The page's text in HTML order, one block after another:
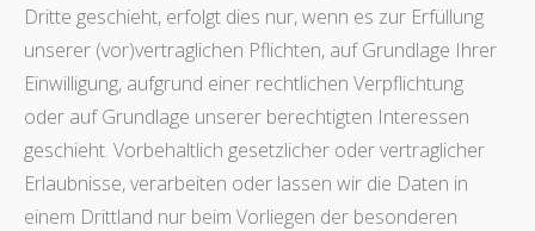
Dritte geschieht, erfolgt dies nur, wenn es zur Erfüllung
unserer (vor)vertraglichen Pflichten, auf Grundlage Ihrer
Einwilligung, aufgrund einer rechtlichen Verpflichtung
oder auf Grundlage unserer berechtigten Interessen
geschieht. Vorbehaltlich gesetzlicher oder vertraglicher
Erlaubnisse, verarbeiten oder lassen wir die Daten in
einem Drittland nur beim Vorliegen der besonderen